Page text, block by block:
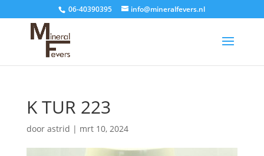
06-40390395 info@mineralfevers.nl
K TUR 223
door astrid | mrt 10, 2024